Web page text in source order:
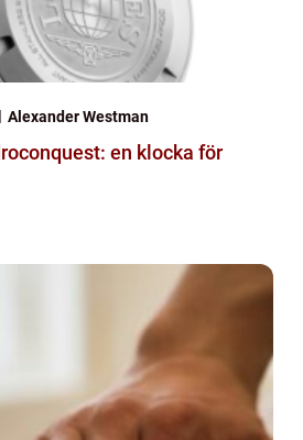
Alexander Westman
en klocka för